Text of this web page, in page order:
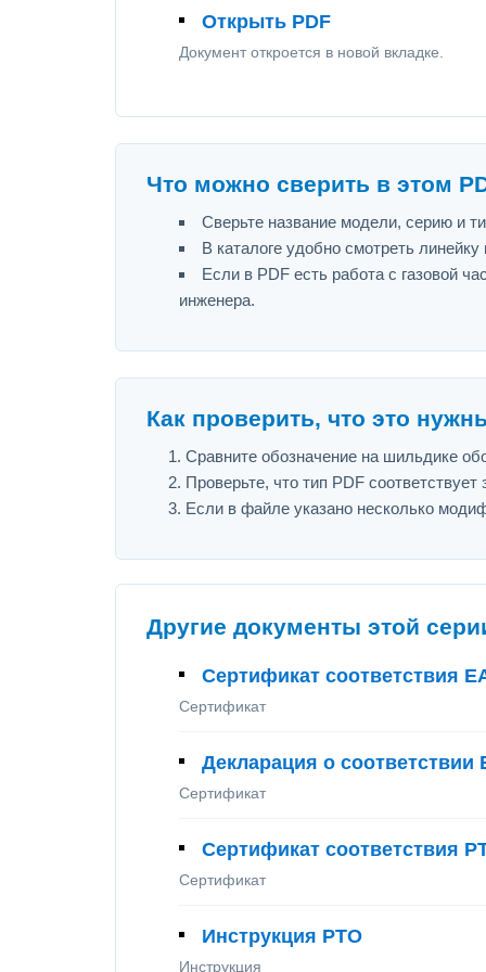
Открыть PDF
Документ откроется в новой вкладке.
Что можно сверить в этом
Сверьте название модели, серию и
В каталоге удобно смотреть
Если в PDF есть работа с газовой
инженера.
Как проверить, что это
Сравните обозначение на шильдике
Проверьте, что тип PDF
Если в файле указано несколько
Другие документы этой
Сертификат соответствия
Сертификат
Декларация о
Сертификат
Сертификат соответствия
Сертификат
Инструкция PTO
Инструкция